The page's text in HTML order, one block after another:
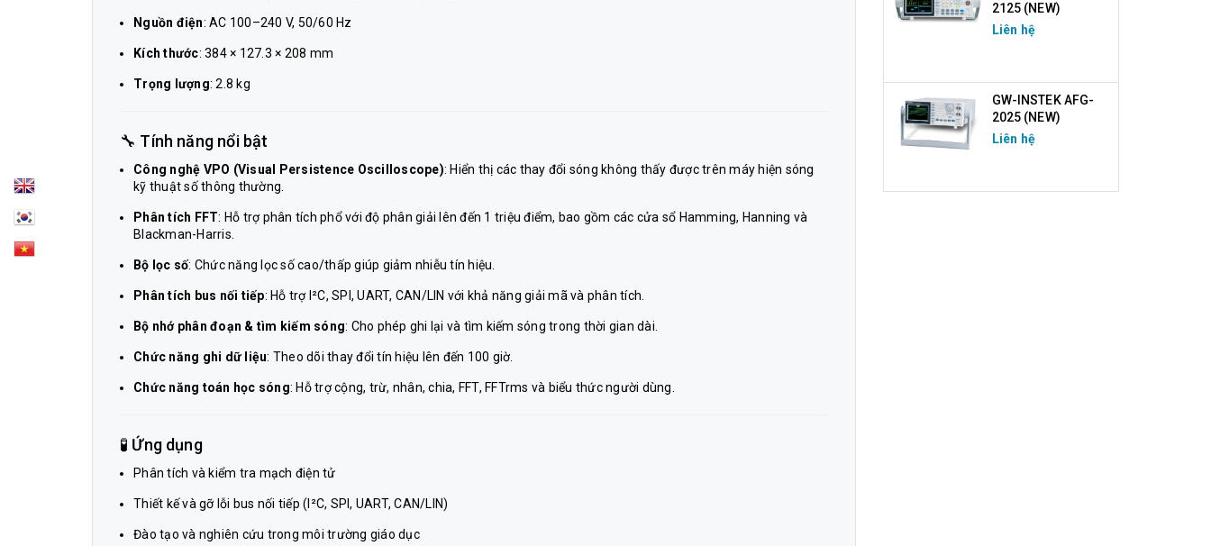
Nguồn điện: AC 100–240 V, 50/60 Hz
Kích thước: 384 × 127.3 × 208 mm
Trọng lượng: 2.8 kg
🔧 Tính năng nổi bật
Công nghệ VPO (Visual Persistence Oscilloscope): Hiển thị các thay đổi sóng không thấy được trên máy hiện sóng
kỹ thuật số thông thường.
Phân tích FFT: Hỗ trợ phân tích phổ với độ phân giải lên đến 1 triệu điểm, bao gồm các cửa sổ Hamming, Hanning và
Blackman-Harris.
Bộ lọc số: Chức năng lọc số cao/thấp giúp giảm nhiễu tín hiệu.
Phân tích bus nối tiếp: Hỗ trợ I²C, SPI, UART, CAN/LIN với khả năng giải mã và phân tích.
Bộ nhớ phân đoạn & tìm kiếm sóng: Cho phép ghi lại và tìm kiếm sóng trong thời gian dài.
Chức năng ghi dữ liệu: Theo dõi thay đổi tín hiệu lên đến 100 giờ.
Chức năng toán học sóng: Hỗ trợ cộng, trừ, nhân, chia, FFT, FFTrms và biểu thức người dùng.
🧪 Ứng dụng
Phân tích và kiểm tra mạch điện tử
Thiết kế và gỡ lỗi bus nối tiếp (I²C, SPI, UART, CAN/LIN)
Đào tạo và nghiên cứu trong môi trường giáo dục
2125 (NEW)
Liên hệ
GW-INSTEK AFG-
2025 (NEW)
Liên hệ